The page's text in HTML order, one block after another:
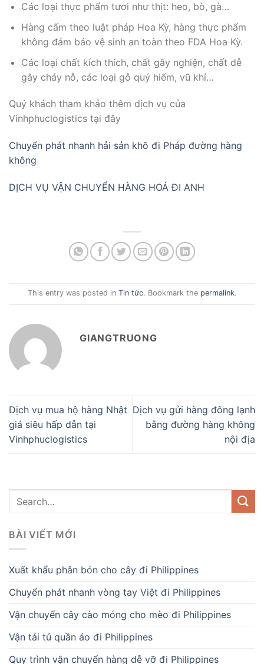
Các loại thực phẩm tươi như thịt: heo, bò, gà…
Hàng cấm theo luật pháp Hoa Kỳ, hàng thực phẩm
không đảm bảo vệ sinh an toàn theo FDA Hoa Kỳ.
Các loại chất kích thích, chất gây nghiện, chất dễ
gây cháy nỗ, các loại gỗ quý hiếm, vũ khí…
Quý khách tham khảo thêm dịch vụ của
Vinhphuclogistics tại đây
Chuyển phát nhanh hải sản khô đi Pháp đường hàng
không
DỊCH VỤ VẬN CHUYỂN HÀNG HOÁ ĐI ANH
This entry was posted in Tin tức. Bookmark the permalink.
GIANGTRUONG
Dịch vụ mua hộ hàng Nhật
giá siêu hấp dẫn tại
Vinhphuclogistics
Dịch vụ gửi hàng đông lạnh
bằng đường hàng không
nội địa
BÀI VIẾT MỚI
Xuất khẩu phân bón cho cây đi Philippines
Chuyển phát nhanh vòng tay Việt đi Philippines
Vận chuyển cây cào móng cho mèo đi Philippines
Vận tải tủ quần áo đi Philippines
Quy trình vận chuyển hàng dễ vỡ đi Philippines